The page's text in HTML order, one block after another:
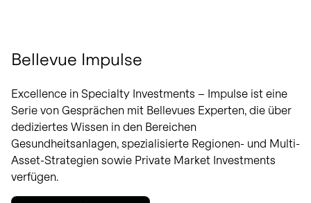
Bellevue Impulse
Excellence in Specialty Investments – Impulse ist eine
Serie von Gesprächen mit Bellevues Experten, die über
dediziertes Wissen in den Bereichen
Gesundheitsanlagen, spezialisierte Regionen- und Multi-
Asset-Strategien sowie Private Market Investments
verfügen.